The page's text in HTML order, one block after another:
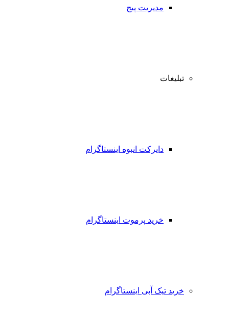
مدیریت پیج
تبلیغات
دایرکت انبوه اینستاگرام
خرید پرموت اینستاگرام
خرید تیک آبی اینستاگرام